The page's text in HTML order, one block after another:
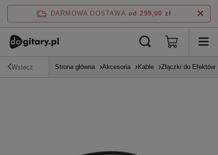
DARMOWA DOSTAWA od 299,00 zł
Wstecz Strona główna Akcesoria Kable Złączki do Efektów